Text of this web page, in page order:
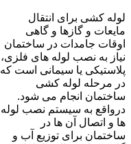
لوله کشی برای انتقال
مایعات و گازها و گاهی
اوقات جامدات در ساختمان
نیاز به نصب لوله های فلزی،
پلاستیکی یا سیمانی است که
در مرحله لوله کشی
ساختمان انجام می شود.
درواقع به سیستم نصب لوله
ها و اتصال آن ها در
ساختمان برای توزیع آب و